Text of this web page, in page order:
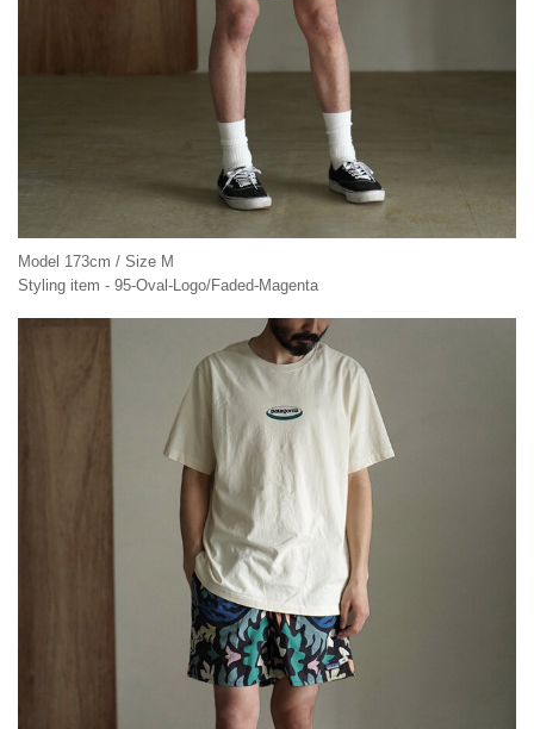
Model 173cm / Size M
Styling item - 95-Oval-Logo/Faded-Magenta